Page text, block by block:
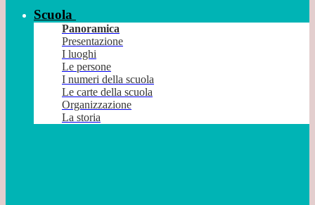
Scuola
Panoramica
Presentazione
I luoghi
Le persone
I numeri della scuola
Le carte della scuola
Organizzazione
La storia